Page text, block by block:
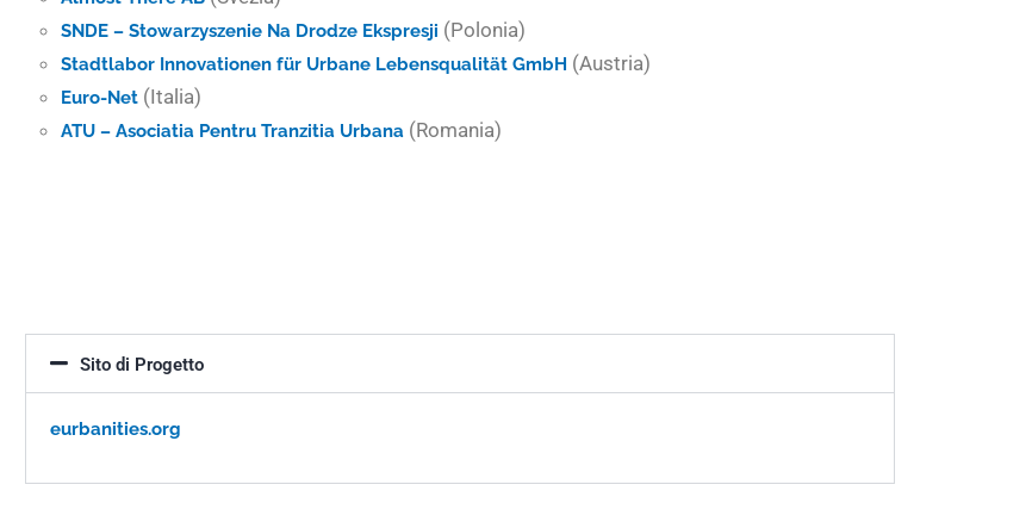
SNDE – Stowarzyszenie Na Drodze Ekspresji (Polonia)
Stadtlabor Innovationen für Urbane Lebensqualität GmbH (Austria)
Euro-Net(Italia)
ATU – Asociatia Pentru Tranzitia Urbana(Romania)
Sito di Progetto
eurbanities.org